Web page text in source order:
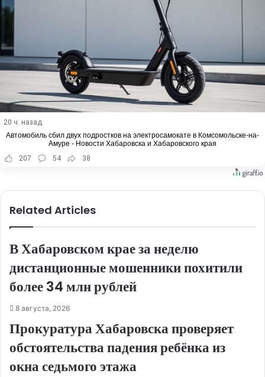
20 ч. назад
Автомобиль сбил двух подростков на электросамокате в Комсомольске-на-
Амуре - Новости Хабаровска и Хабаровского края
207
54 38
Related Articles
В Хабаровском крае за неделю
дистанционные мошенники похитили
более 34 млн рублей
8 августа, 2026
Прокуратура Хабаровска проверяет
обстоятельства падения ребёнка из
окна седьмого этажа